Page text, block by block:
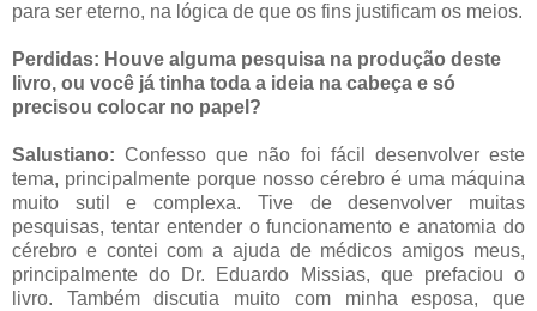
para ser eterno, na lógica de que os fins justificam os meios.
Perdidas: Houve alguma pesquisa na produção deste
livro, ou você já tinha toda a ideia na cabeça e só
precisou colocar no papel?
Salustiano: Confesso que não foi fácil desenvolver este
tema, principalmente porque nosso cérebro é uma máquina
muito sutil e complexa. Tive de desenvolver muitas
pesquisas, tentar entender o funcionamento e anatomia do
cérebro e contei com a ajuda de médicos amigos meus,
principalmente do Dr. Eduardo Missias, que prefaciou o
livro. Também discutia muito com minha esposa, que